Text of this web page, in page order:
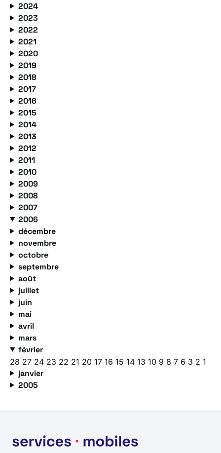
2024
2023
2022
2021
2020
2019
2018
2017
2016
2015
2014
2013
2012
2011
2010
2009
2008
2007
2006
décembre
novembre
octobre
septembre
août
juillet
juin
mai
avril
mars
février
28 27 24 23 22 21 20 17 16 15 14 13 10 9 8 7 6 3 2 1
janvier
2005